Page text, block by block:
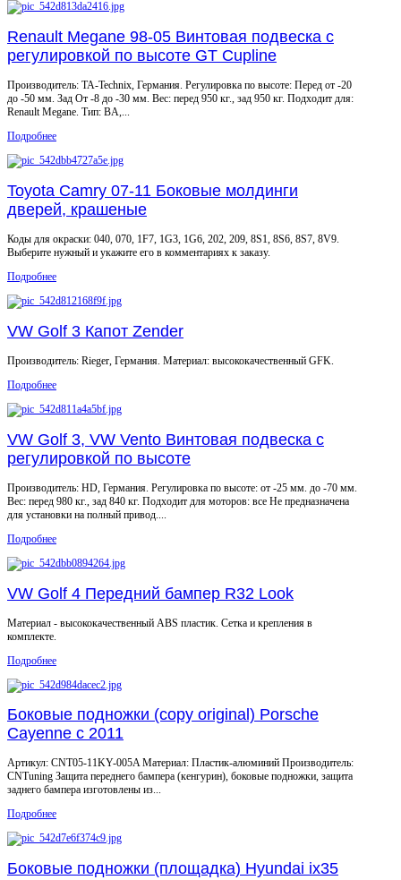
Renault Megane 98-05 Винтовая подвеска c
регулировкой по высоте GT Cupline
Производитель: TA-Technix, Германия. Регулировка по высоте: Перед от -20
до -50 мм. Зад От -8 до -30 мм. Вес: перед 950 кг., зад 950 кг. Подходит для:
Renault Megane. Тип: BA,...
Подробнее
Toyota Camry 07-11 Боковые молдинги
дверей, крашеные
Коды для окраски: 040, 070, 1F7, 1G3, 1G6, 202, 209, 8S1, 8S6, 8S7, 8V9.
Выберите нужный и укажите его в комментариях к заказу.
Подробнее
VW Golf 3 Капот Zender
Производитель: Rieger, Германия. Материал: высококачественный GFK.
Подробнее
VW Golf 3, VW Vento Винтовая подвеска c
регулировкой по высоте
Производитель: HD, Германия. Регулировка по высоте: от -25 мм. до -70 мм.
Вес: перед 980 кг., зад 840 кг. Подходит для моторов: все Не предназначена
для установки на полный привод....
Подробнее
VW Golf 4 Передний бампер R32 Look
Материал - высококачественный ABS пластик. Сетка и крепления в
комплекте.
Подробнее
Боковые подножки (copy original) Porsche
Cayenne с 2011
Артикул: CNT05-11KY-005A Материал: Пластик-алюминий Производитель:
CNTuning Защита переднего бампера (кенгурин), боковые подножки, защита
заднего бампера изготовлены из...
Подробнее
Боковые подножки (площадка) Hyundai ix35